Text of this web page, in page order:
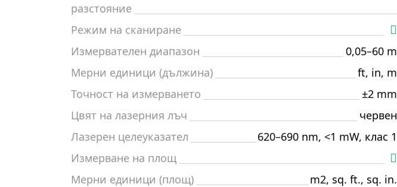
разстояние
Режим на сканиране
Измервателен диапазон
0,05–60 m
Мерни единици (дължина)
ft, in, m
Точност на измерването
±2 mm
Цвят на лазерния лъч
червен
Лазерен целеуказател
620–690 nm, <1 mW, клас 1
Измерване на площ
Мерни единици (площ)
m2, sq. ft., sq. in.